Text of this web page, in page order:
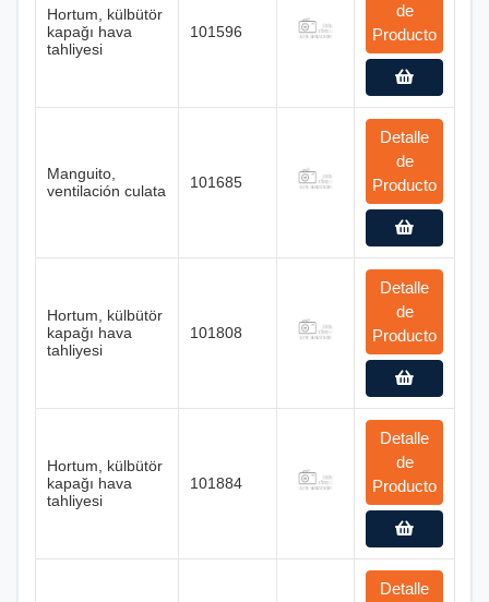
Hortum, külbütör
kapağı hava
tahliyesi
101596
de
Producto
Manguito,
ventilación culata
101685
Detalle
de
Producto
Hortum, külbütör
kapağı hava
tahliyesi
101808
Detalle
de
Producto
Hortum, külbütör
kapağı hava
tahliyesi
101884
Detalle
de
Producto
Detalle